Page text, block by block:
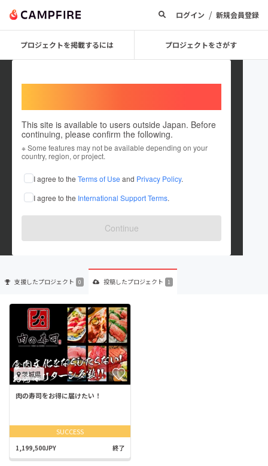
ログイン / 新規会員登録
プロジェクトを掲載するには プロジェクトをさがす
This site is available to users outside Japan. Before
continuing, please confirm the following.
※ Some features may not be available depending on your
country, region, or project.
I agree to the Terms of Use and Privacy Policy.
I agree to the International Support Terms.
Continue
肉の寿司 一縁
これまでに1件のプロジェクトを投稿しています
在住国：日本 現在地：茨城県
出身国：日本 出身地：未設定
肉の寿司一縁 守谷店1月18日オープン！
支援したプロジェクト 0 投稿したプロジェクト 1
茨城県
肉の寿司をお得に届けたい！
SUCCESS
1,199,500JPY 終了